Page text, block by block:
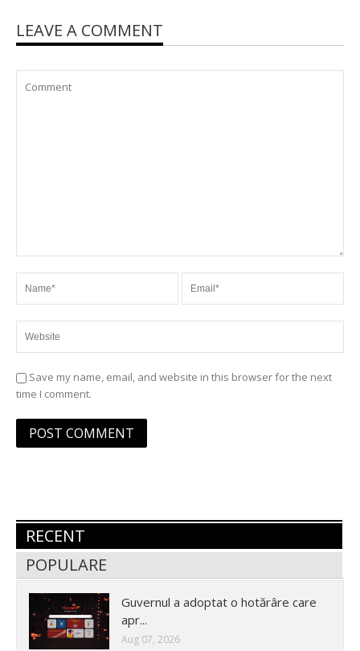
LEAVE A COMMENT
Save my name, email, and website in this browser for the next
time I comment.
RECENT
POPULARE
Guvernul a adoptat o hotărâre care
apr...
Aug 07, 2026